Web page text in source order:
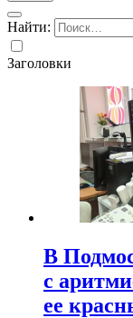
Найти:
Заголовки
В
с
ее